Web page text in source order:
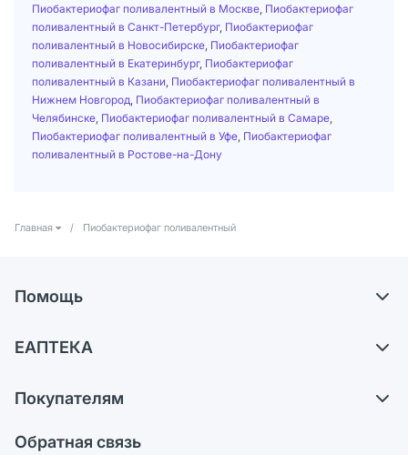
Пиобактериофаг поливалентный в Москве Пиобактериофаг
поливалентный в Санкт-Петербург, Пиобактериофаг
поливалентный в Новосибирске Пиобактериофаг
поливалентный в Екатеринбург, Пиобактериофаг
поливалентный в Казани Пиобактериофаг поливалентный в
Нижнем Новгород Пиобактериофаг поливалентный в
Челябинске Пиобактериофаг поливалентный в Самаре
Пиобактериофаг поливалентный в Уфе Пиобактериофаг
поливалентный в Ростове-на-Дону
Главная / Пиобактериофаг поливалентный
Помощь
Обмен и возврат
Блог
ЕАПТЕКА
Карьера
Поставщики
Покупателям
Обратная связь